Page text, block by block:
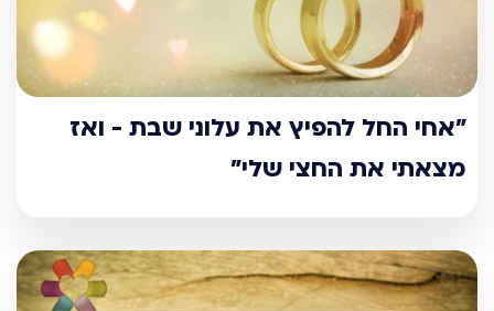
"אחי החל להפיץ את עלוני שבת - ואז
מצאתי את החצי שלי"